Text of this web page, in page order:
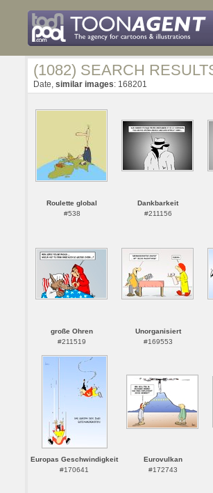
(1082) SEARCH
Date, similar images: 168201
Roulette global
#538
Dankbarkeit
#211156
große Ohren
#211519
Unorganisiert
#169553
Europas Geschwindigkeit
#170641
Eurovulkan
#172743